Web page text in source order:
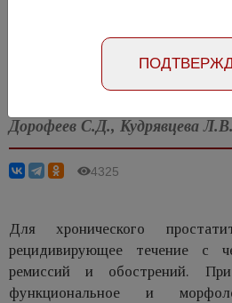
Статья на русском
Статья на английском
Дорофеев С.Д., Кудрявцева
4325
Для хронического
рецидивирующее течение с
ремиссий и обострений.
функциональное и